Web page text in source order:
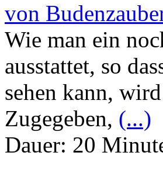
von
Wie man ein
ausstattet, so
sehen kann,
Zugegeben, (...)
Dauer: 20